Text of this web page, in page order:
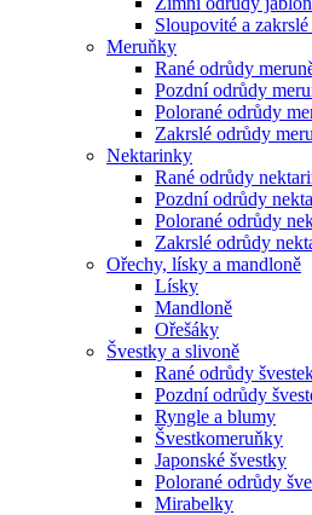
Sloupovité a
Meruňky
Rané odrůdy
Pozdní odrůdy
Polorané odrůdy
Zakrslé odrůdy
Nektarinky
Rané odrůdy
Pozdní odrůdy
Polorané odrůdy
Zakrslé odrůdy
Ořechy, lísky a mandloně
Lísky
Mandloně
Ořešáky
Švestky a slivoně
Rané odrůdy
Pozdní odrůdy
Ryngle a blumy
Švestkomeruňky
Japonské švestky
Polorané odrůdy
Mirabelky